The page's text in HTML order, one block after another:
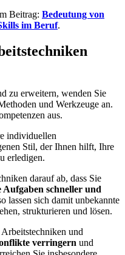
Beitrag: Bedeutung von
im Beruf.
zu erweitern, wenden Sie
und Werkzeuge an.
aus.
individuellen
Stil, der Ihnen hilft, Ihre
erledigen.
darauf ab, dass Sie
schneller und
lassen sich damit unbekannte
strukturieren und lösen.
und
verringern und